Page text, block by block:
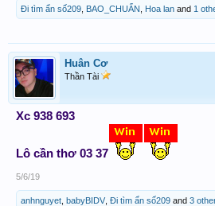
Banh bóng --- Dự
Vietnam
Đi tìm ẩn số209 BAO_CHUẨN Hoa lan and 1
Huân Cơ
Thần Tài
Xc 938 693
Lô cần thơ 03 37
5/6/19
anhnguyet babyBIDV Đi tìm ẩn số209 and 3